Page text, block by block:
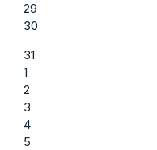
29
30
31
1
2
3
4
5